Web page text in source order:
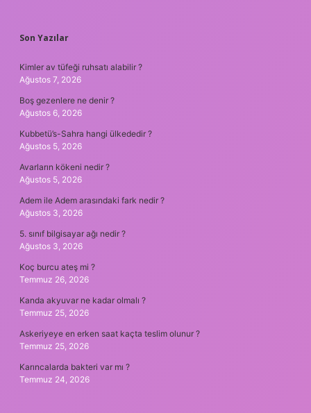
SIDEBAR
Son Yazılar
Kimler av tüfeği ruhsatı alabilir ?
Ağustos 7, 2026
Boş gezenlere ne denir ?
Ağustos 6, 2026
Kubbetü’s-Sahra hangi ülkededir ?
Ağustos 5, 2026
Avarların kökeni nedir ?
Ağustos 5, 2026
Adem ile Adem arasındaki fark nedir ?
Ağustos 3, 2026
5. sınıf bilgisayar ağı nedir ?
Ağustos 3, 2026
Koç burcu ateş mi ?
Temmuz 26, 2026
Kanda akyuvar ne kadar olmalı ?
Temmuz 25, 2026
Askeriyeye en erken saat kaçta teslim olunur ?
Temmuz 25, 2026
Karıncalarda bakteri var mı ?
Temmuz 24, 2026